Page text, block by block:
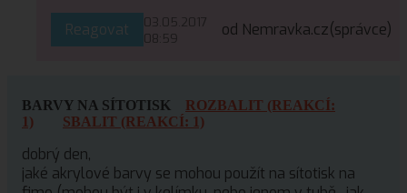
Reagovat
03.05.2017
08:59
od Nemravka.cz(správce)
BARVY NA SÍTOTISK
ROZBALIT (REAKCÍ:
1)
SBALIT (REAKCÍ: 1)
dobrý den,
jaké akrylové barvy se mohou použít na sítotisk na